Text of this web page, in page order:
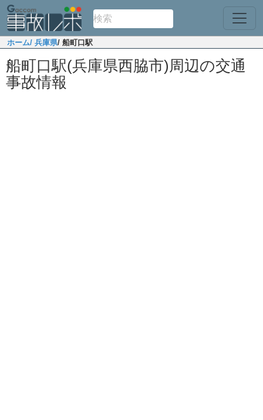
ホーム/ 兵庫県/ 船町口駅
船町口駅(兵庫県西脇市)周辺の交通
事故情報